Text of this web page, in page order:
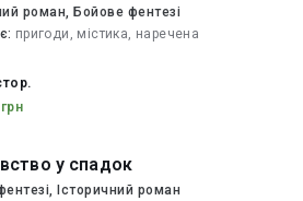
роман, Бойове фентезі
пригоди, містика, наречена
стор.
у спадок
Історичний роман